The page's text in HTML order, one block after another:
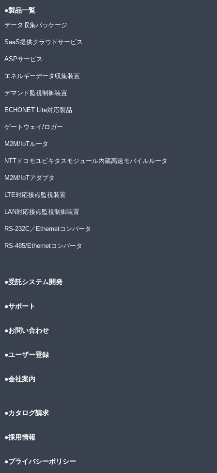
●製品一覧
データ収集パッケージ
SaaS提供クラウドサービス
ASPサービス
エネルギーデータ収集装置
デマンド監視制御装置
ECHONET Lite対応製品
ゲートウェイ/ロガー
M2M/IoTルータ
NTTドコモユビキタスモジュール内蔵高速モバイルルータ
M2M/IoTアダプタ
LTE対応接点監視装置
LAN対応接点監視制御装置
RS-232C／Ethernetコンバータ
RS-485/Ethernetコンバータ
●受託システム開発
●サポート
●お問い合わせ
●ユーザー登録
●会社案内
●カタログ請求
●採用情報
●プライバシーポリシー